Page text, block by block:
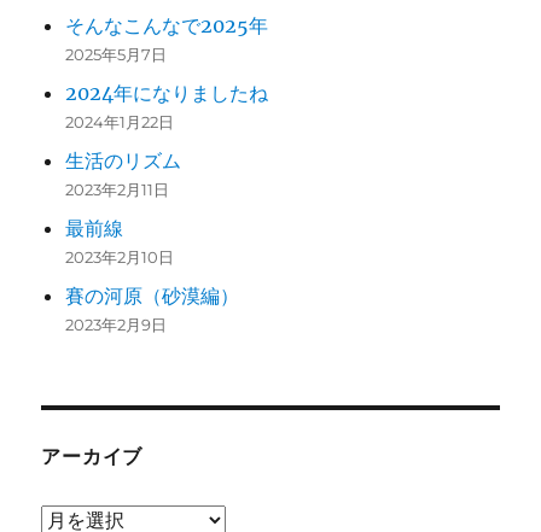
そんなこんなで2025年
2025年5月7日
2024年になりましたね
2024年1月22日
生活のリズム
2023年2月11日
最前線
2023年2月10日
賽の河原（砂漠編）
2023年2月9日
アーカイブ
ア